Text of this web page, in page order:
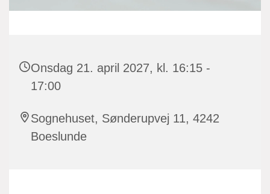
Onsdag 21. april 2027, kl. 16:15 -
17:00
Sognehuset, Sønderupvej 11, 4242
Boeslunde